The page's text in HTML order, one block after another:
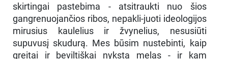
skirtingai pastebima - atsitraukti nuo šios
gangrenuojančios ribos, nepakli-juoti ideologijos
mirusius kaulelius ir žvynelius, nesusiūti
supuvusį skudurą. Mes būsim nustebinti, kaip
greitai ir beviltiškai nyksta melas - ir kam